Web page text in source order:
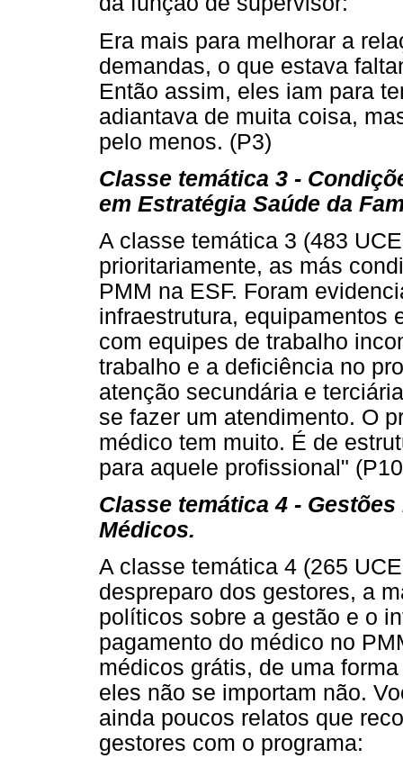
Era mais para melhorar a
demandas, o que estava
Então assim, eles iam para
adiantava de muita coisa,
pelo menos. (P3)
Classe temática 3 -
em Estratégia Saúde da
A classe temática 3 (483
prioritariamente, as más
PMM na ESF. Foram
infraestrutura, equipamentos
com equipes de trabalho
trabalho e a deficiência no
atenção secundária e
se fazer um atendimento. O
médico tem muito. É de
para aquele profissional"
Classe temática 4 -
Médicos.
A classe temática 4 (265
despreparo dos gestores, a
políticos sobre a gestão e o
pagamento do médico no
médicos grátis, de uma
eles não se importam não.
ainda poucos relatos que
gestores com o programa: